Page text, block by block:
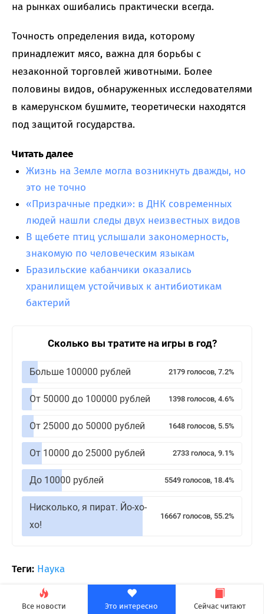
Все новости Это интересно Сейчас читают
на рынках ошибались практически всегда.
Точность определения вида, которому
принадлежит мясо, важна для борьбы с
незаконной торговлей животными. Более
половины видов, обнаруженных исследователями
в камерунском бушмите, теоретически находятся
под защитой государства.
Читать далее
Жизнь на Земле могла возникнуть дважды, но
это не точно
«Призрачные предки»: в ДНК современных
людей нашли следы двух неизвестных видов
В щебете птиц услышали закономерность,
знакомую по человеческим языкам
Бразильские кабанчики оказались
хранилищем устойчивых к антибиотикам
бактерий
Сколько вы тратите на игры в год?
Больше 100000 рублей 2179 голосов, 7.2%
От 50000 до 100000 рублей 1398 голосов, 4.6%
От 25000 до 50000 рублей 1648 голосов, 5.5%
От 10000 до 25000 рублей 2733 голоса, 9.1%
До 10000 рублей 5549 голосов, 18.4%
Нисколько, я пират. Йо-хо-
хо!
16667 голосов, 55.2%
Теги: Наука
31